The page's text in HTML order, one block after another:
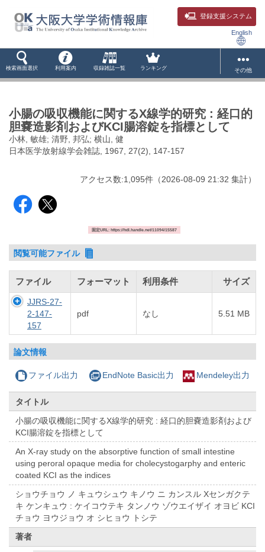
登録支援システム
English
検索画面選択 利用案内 収録雑誌一覧 ランキング その他
小腸の吸収機能に関するX線学的研究 : 経口的
胆嚢造影剤およびKCI腸溶錠を指標として
小林, 敏雄; 清野, 邦弘; 横山, 健
日本医学放射線学会雑誌, 1967, 27(2), 147-157
アクセス数:1,095件 （2026-08-09 21:32 集計）
固定URL: https://hdl.handle.net/11094/15587
閲覧可能ファイル
ファイル フォーマット 利用条件 サイズ
JJRS-27-
2-147-
157
pdf なし 5.51 MB
論文情報
ファイル出力 EndNote Basic出力 Mendeley出力
タイトル
小腸の吸収機能に関するX線学的研究 : 経口的胆嚢造影剤および
KCI腸溶錠を指標として
An X-ray study on the absorptive function of small intestine
using peroral opaque media for cholecystogarphy and enteric
coated KCI as the indices
ショウチョウ ノ キュウシュウ キノウ ニ カンスル Xセンガクテ
キ ケンキュウ : ケイコウテキ タンノウ ゾウエイザイ オヨビ KCI
チョウ ヨウジョウ オ シヒョウ トシテ
著者